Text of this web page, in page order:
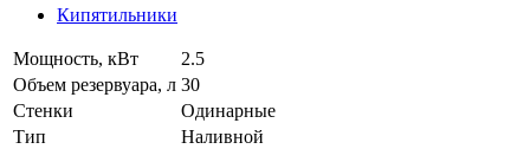
Кипятильники
Мощность, кВт
2.5
Объем резервуара, л 30
Стенки
Одинарные
Тип
Наливной